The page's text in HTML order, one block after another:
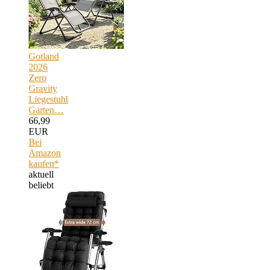
Gotland
2026
Zero
Gravity
Liegestuhl
Garten…
66,99
EUR
Bei
Amazon
kaufen*
aktuell
beliebt